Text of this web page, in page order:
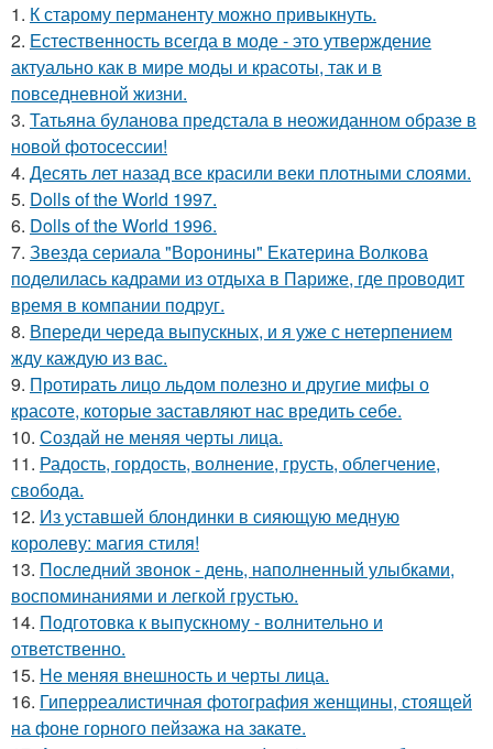
1. К старому перманенту можно привыкнуть.
2. Естественность всегда в моде - это утверждение
актуально как в мире моды и красоты, так и в
повседневной жизни.
3. Татьяна буланова предстала в неожиданном образе в
новой фотосессии!
4. Десять лет назад все красили веки плотными слоями.
5. Dolls of the World 1997.
6. Dolls of the World 1996.
7. Звезда сериала "Воронины" Екатерина Волкова
поделилась кадрами из отдыха в Париже, где проводит
время в компании подруг.
8. Впереди череда выпускных, и я уже с нетерпением
жду каждую из вас.
9. Протирать лицо льдом полезно и другие мифы о
красоте, которые заставляют нас вредить себе.
10. Создай не меняя черты лица.
11. Радость, гордость, волнение, грусть, облегчение,
свобода.
12. Из уставшей блондинки в сияющую медную
королеву: магия стиля!
13. Последний звонок - день, наполненный улыбками,
воспоминаниями и легкой грустью.
14. Подготовка к выпускному - волнительно и
ответственно.
15. Не меняя внешность и черты лица.
16. Гиперреалистичная фотография женщины, стоящей
на фоне горного пейзажа на закате.